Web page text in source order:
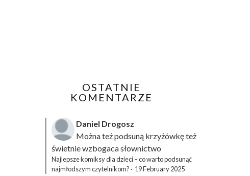
OSTATNIE
KOMENTARZE
Daniel Drogosz
Można też podsuną krzyżówkęteż
świetnie wzbogaca słownictwo
Najlepsze komiksy dla dzieci – co warto podsunąć
najmłodszym czytelnikom? · 19 February 2025